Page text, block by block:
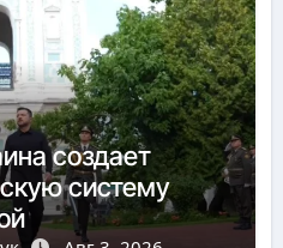
создает
систему